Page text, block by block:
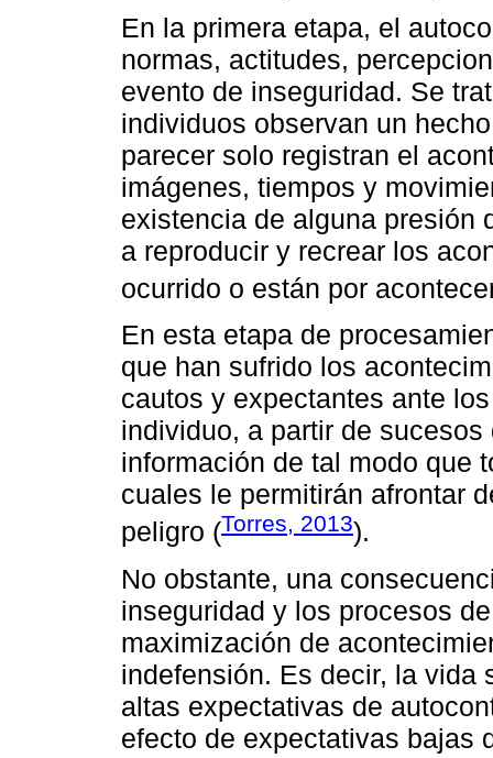
En la primera etapa, el
normas, actitudes,
evento de inseguridad. Se
individuos observan un
parecer solo registran el
imágenes, tiempos y
existencia de alguna presión
a reproducir y recrear los
ocurrido o están por
En esta etapa de
que han sufrido los
cautos y expectantes ante
individuo, a partir de
información de tal modo que
cuales le permitirán afrontar
peligro (Torres, 2013).
No obstante, una
inseguridad y los procesos
maximización de
indefensión. Es decir, la vida
altas expectativas de
efecto de expectativas bajas